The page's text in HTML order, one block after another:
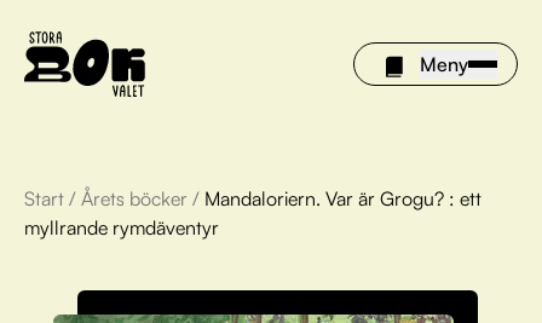
Meny
Årets böcker
Om Stora bokvalet
Start / Årets böcker / Mandaloriern. Var är Grogu? : ett
myllrande rymdäventyr